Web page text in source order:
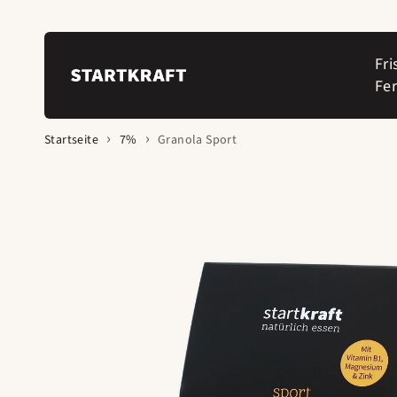
springen
Startseite 7% Granola Sport